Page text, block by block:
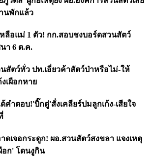
นพักแล้ว
หลือแม่ 1 ตัว! กก.สอบชงบอร์ดสวนสัตว์
า 6 ต.ค.
สัตว์ทั่ว ปท.เอี่ยวค้าสัตว์ป่าหรือไม่-ให้
เผือกหาย
คำตอบ!'บิ๊กตู่'สั่งเคลียร์ปมลูกเก้ง-เสียใจ
เจอกระดูก! ผอ.สวนสัตว์สงขลา แจงเหตุ
อก' โดนงูกิน